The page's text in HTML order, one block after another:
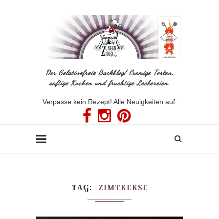
Der Gelatinefreie Backblog! Cremige Torten,
saftige Kuchen und fruchtige Leckereien.
Verpasse kein Rezept! Alle Neuigkeiten auf:
TAG ZIMTKEKSE